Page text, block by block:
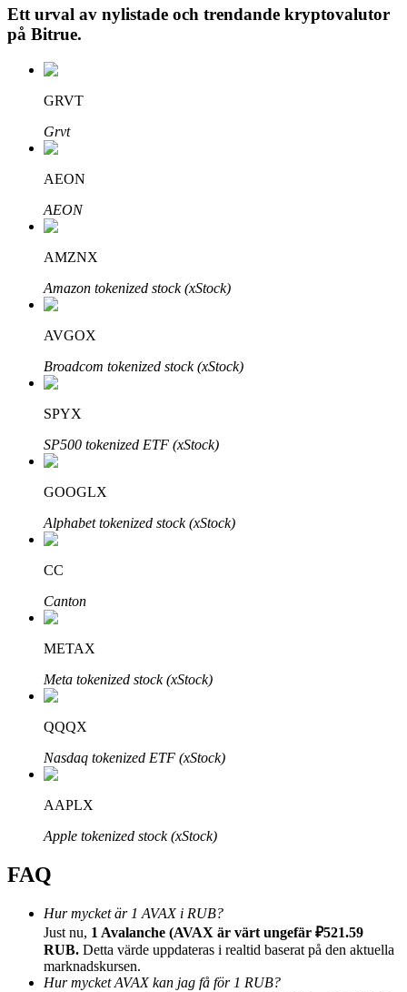
Lär dig Staking
Lär dig mer om att tjäna passiv inkomst
Bitrue
AI
Bitrue Partners
Bitrue Affiliates
Upp till 65% provision!
Hänvisning
Bjud in en vän för att få kontantbelöningar
Deposit CASHCAT & Win
Ett urval av nylistade och trendande kryptovalutor
på Bitrue.
GRVT
Grvt
AEON
AEON
AMZNX
Amazon tokenized stock (xStock)
AVGOX
Broadcom tokenized stock (xStock)
SPYX
SP500 tokenized ETF (xStock)
GOOGLX
Alphabet tokenized stock (xStock)
CC
Canton
METAX
Meta tokenized stock (xStock)
QQQX
Nasdaq tokenized ETF (xStock)
AAPLX
Apple tokenized stock (xStock)
FAQ
Hur mycket är 1 AVAX i RUB?
Just nu, 1 Avalanche (AVAX är värt ungefär ₽521.59
RUB. Detta värde uppdateras i realtid baserat på den aktuella
marknadskursen.
Hur mycket AVAX kan jag få för 1 RUB?